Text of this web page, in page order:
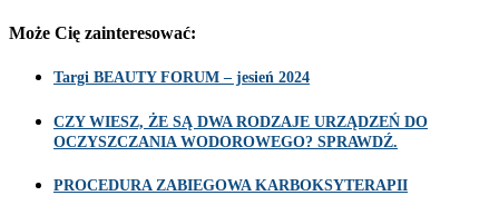
Może Cię zainteresować:
Targi BEAUTY FORUM – jesień 2024
CZY WIESZ, ŻE SĄ DWA RODZAJE URZĄDZEŃ DO
OCZYSZCZANIA WODOROWEGO? SPRAWDŹ.
PROCEDURA ZABIEGOWA KARBOKSYTERAPII